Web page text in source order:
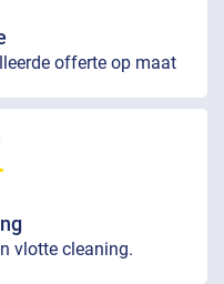
offerte op maat
vlotte cleaning.